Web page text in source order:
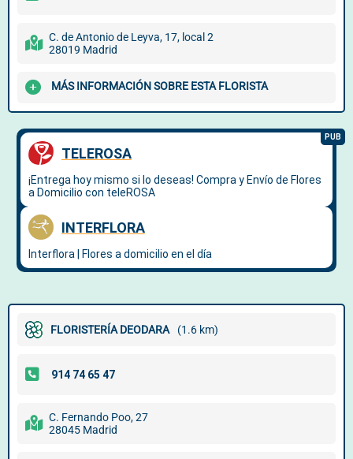
C. de Antonio de Leyva, 17, local 2
28019 Madrid
MÁS INFORMACIÓN SOBRE ESTA FLORISTA
FLORISTERÍA DEODARA (1.6 km)
C. Fernando Poo, 27
28045 Madrid